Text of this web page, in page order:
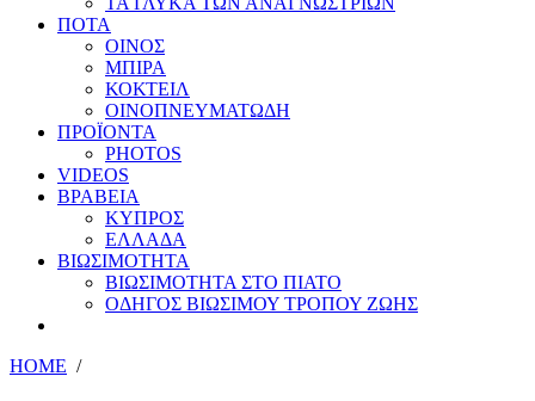
ΠΟΤΑ
ΟΙΝΟΣ
ΜΠΙΡΑ
ΚΟΚΤΕΙΛ
ΟΙΝΟΠΝΕΥΜΑΤΩΔΗ
ΠΡΟΪΟΝΤΑ
PHOTOS
VIDEOS
ΒΡΑΒΕΙΑ
ΚΥΠΡΟΣ
ΕΛΛΑΔΑ
ΒΙΩΣΙΜΟΤΗΤΑ
ΒΙΩΣΙΜΟΤΗΤΑ ΣΤΟ ΠΙΑΤΟ
ΟΔΗΓΟΣ ΒΙΩΣΙΜΟΥ ΤΡΟΠΟΥ ΖΩΗΣ
HOME /